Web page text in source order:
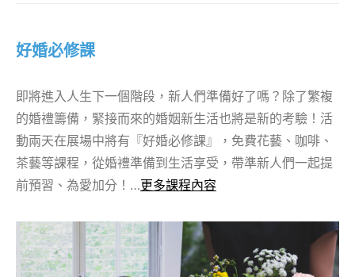
好婚必修課
即將進入人生下一個階段，新人們準備好了嗎？除了繁複
的婚禮籌備，緊接而來的婚姻新生活也將是新的考驗！活
動兩天在展場中將有『好婚必修課』，免費花藝、咖啡、
茶藝等課程，從婚禮準備到生活享受，帶準新人們一起提
前預習、為愛加分！…更多課程內容